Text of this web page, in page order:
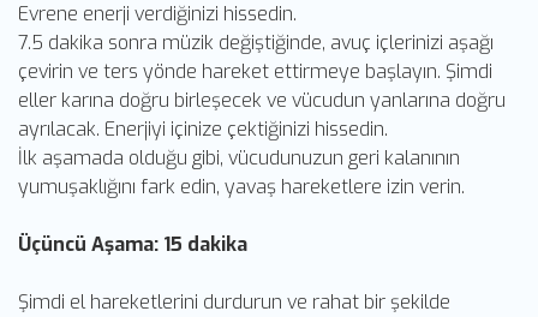
Evrene enerji verdiğinizi hissedin.
7.5 dakika sonra müzik değiştiğinde, avuç içlerinizi aşağı
çevirin ve ters yönde hareket ettirmeye başlayın. Şimdi
eller karına doğru birleşecek ve vücudun yanlarına doğru
ayrılacak. Enerjiyi içinize çektiğinizi hissedin.
İlk aşamada olduğu gibi, vücudunuzun geri kalanının
yumuşaklığını fark edin, yavaş hareketlere izin verin.
Üçüncü Aşama: 15 dakika
Şimdi el hareketlerini durdurun ve rahat bir şekilde